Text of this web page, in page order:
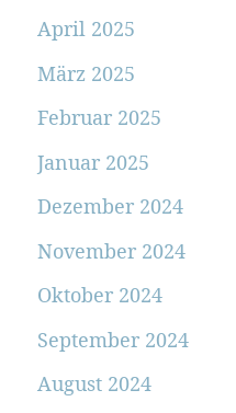
April 2025
März 2025
Februar 2025
Januar 2025
Dezember 2024
November 2024
Oktober 2024
September 2024
August 2024